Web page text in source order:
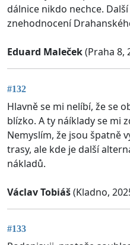
dálnice nikdo nechce.
znehodnocení
Eduard Maleček(Praha 8,
#132
Hlavně se mi nelíbí, že se
blízko. A ty náíklady se mi
Nemyslím, že jsou špatně
trasy, ale kde je další
nákladů.
Václav Tobiáš(Kladno,
#133